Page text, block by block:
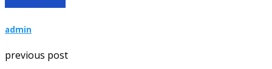
admin
previous post